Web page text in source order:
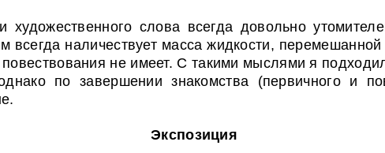
художественного слова всегда довольно
наличествует масса жидкости,
не имеет. С такими мыслями я
по завершении знакомства (первичного и
Экспозиция